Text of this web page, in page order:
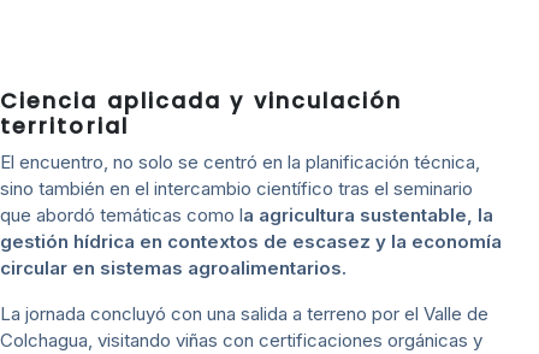
Ciencia aplicada y vinculación
territorial
El encuentro, no solo se centró en la planificación técnica,
sino también en el intercambio científico tras el seminario
que abordó temáticas como la agricultura sustentable, la
gestión hídrica en contextos de escasez y la economía
circular en sistemas agroalimentarios.
La jornada concluyó con una salida a terreno por el Valle de
Colchagua, visitando viñas con certificaciones orgánicas y